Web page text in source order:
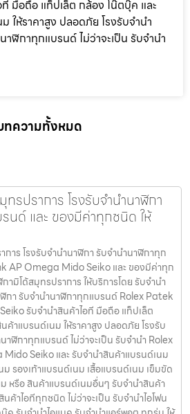
มือถือ แท็ปเล็ต กล้อง โน๊ตบุ๊ค และ
ให้ราคาสูง ปลอดภัย โรงรับจำนำ
าฬิกาทุกแบรนด์ ไม่ว่าจะเป็น รับจำนำ
ทความทั้งหมด
รปราการ โรงรับจำนำนาฬิกา
นด์ และ ของมีค่าทุกชนิด ให้
าร โรงรับจำนำนาฬิกา รับจำนำนาฬิกาทุก
AP Omega Mido Seiko และ ของมีค่าทุก
ามิโด้สมุทรปราการ ให้บริการโดย รับจํานํา
กา รับจำนำนาฬิกาทุกแบรนด์ Rolex Patek
รับจำนำสินค้าไอที มือถือ แท็ปเล็ต
ค้าแบรนด์เนม ให้ราคาสูง ปลอดภัย โรงรับ
าฬิกาทุกแบรนด์ ไม่ว่าจะเป็น รับจำนำ Rolex
Seiko และ รับจำนำสินค้าแบรนด์เนม
ม รองเท้าแบรนด์เนม เสื้อแบรนด์เนม เข็มขัด
หรือ สินค้าแบรนด์เนมอื่นๆ รับจำนำสินค้า
ค้าไอทีทุกชนิด ไม่ว่าจะเป็น รับจำนำไอโฟน